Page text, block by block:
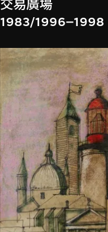
交易廣場
1983/1996–1998